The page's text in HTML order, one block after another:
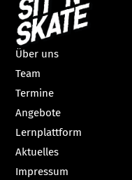
Über uns
Team
Termine
Angebote
Lernplattform
Aktuelles
Impressum